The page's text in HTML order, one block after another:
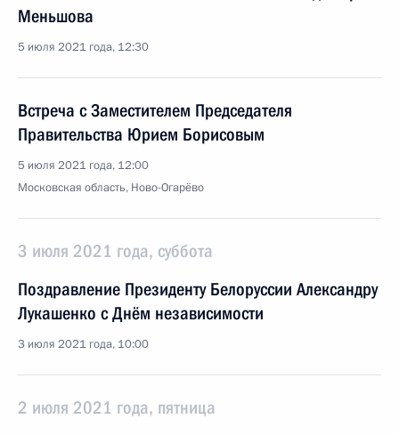
Меньшова
5 июля 2021 года, 12:30
Встреча с Заместителем Председателя
Правительства Юрием Борисовым
5 июля 2021 года, 12:00
Московская область, Ново-Огарёво
3 июля 2021 года, суббота
Поздравление Президенту Белоруссии Александру
Лукашенко с Днём независимости
3 июля 2021 года, 10:00
2 июля 2021 года, пятница